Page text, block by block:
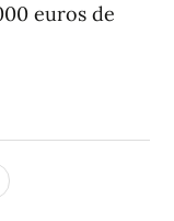
euros de